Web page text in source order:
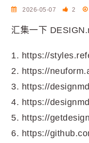
2026-05-07 2
汇集一下
1. https://
2. https://
3. https://
4. https://
5. https://
6. https://